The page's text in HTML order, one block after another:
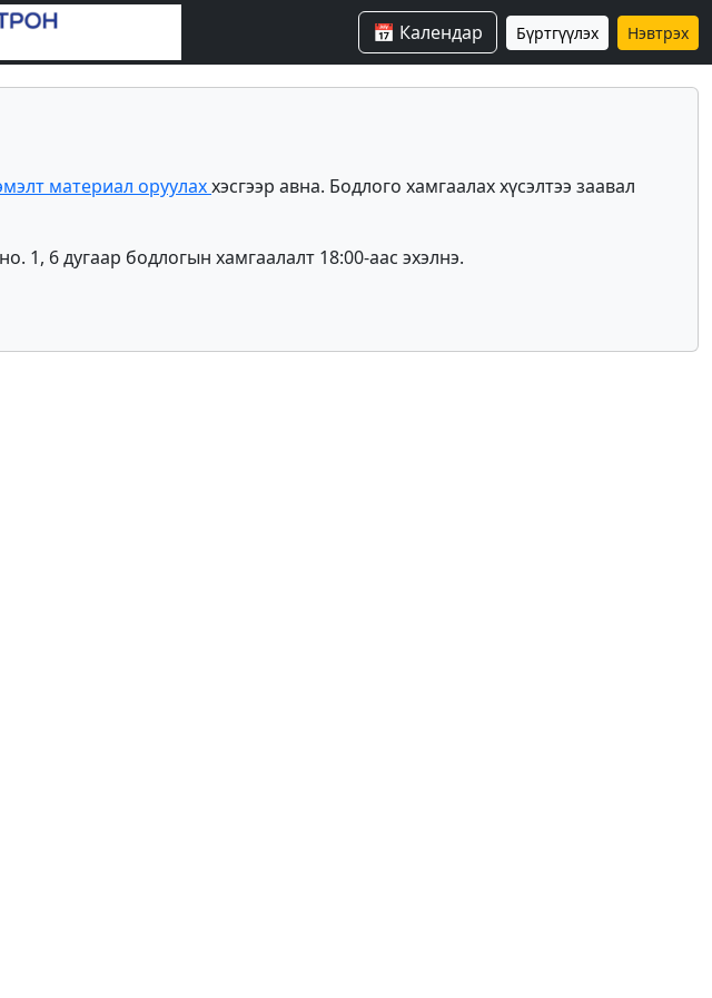
📅 Календар Бүртгүүлэх Нэвтрэх
материал оруулаххэсгээр авна. Бодлого хамгаалах хүсэлтээ заавал
1, 6 дугаар бодлогын хамгаалалт 18:00-аас эхэлнэ.